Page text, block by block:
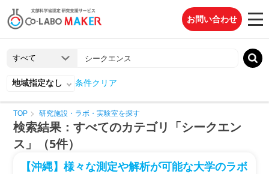
お問い合わせ
地域指定なし 条件クリア
TOP 研究施設・ラボ・実験室を探す
検索結果：すべてのカテゴリ「シークエン
ス」（5件）
【沖縄】様々な測定や解析が可能な大学のラボ